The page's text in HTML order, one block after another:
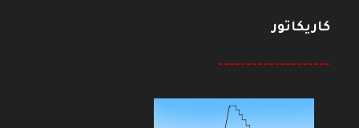
كاريكاتور
--------------------